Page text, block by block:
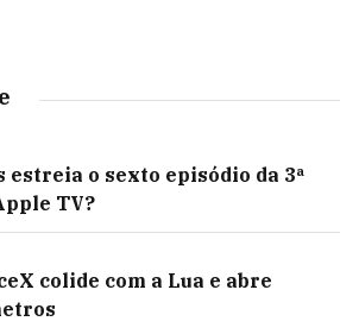
estreia o sexto episódio da 3ª
TV?
colide com a Lua e abre